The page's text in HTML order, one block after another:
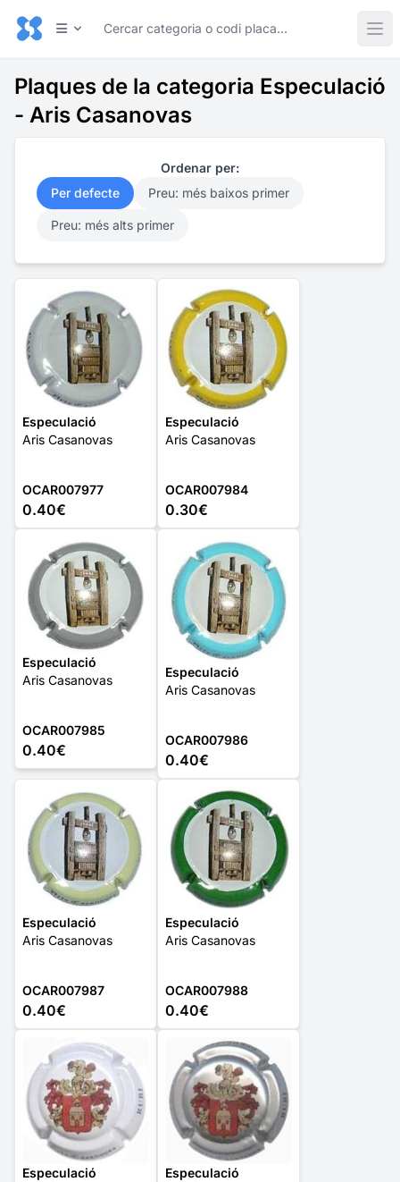
Plaques de la categoria Especulació
- Aris Casanovas
Ordenar per:
Per defecte
Preu: més baixos primer
Preu: més alts primer
Especulació
Aris Casanovas
OCAR007977
0.40€
Especulació
Aris Casanovas
OCAR007984
0.30€
Especulació
Aris Casanovas
OCAR007985
0.40€
Especulació
Aris Casanovas
OCAR007986
0.40€
Especulació
Aris Casanovas
OCAR007987
0.40€
Especulació
Aris Casanovas
OCAR007988
0.40€
Especulació
Especulació